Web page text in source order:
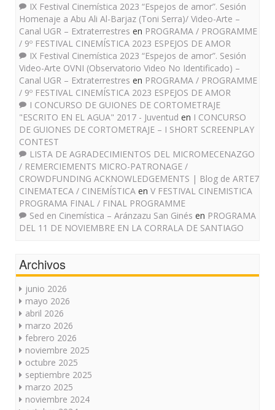
IX Festival Cinemística 2023 “Espejos de amor”. Sesión
Homenaje a Abu Ali Al-Barjaz (Toni Serra)/ Video-Arte –
Canal UGR – Extraterrestres en PROGRAMA / PROGRAMME
/ 9º FESTIVAL CINEMÍSTICA 2023 ESPEJOS DE AMOR
IX Festival Cinemística 2023 “Espejos de amor”. Sesión
Video-Arte OVNI (Observatorio Video No Identificado) –
Canal UGR – Extraterrestres en PROGRAMA / PROGRAMME
/ 9º FESTIVAL CINEMÍSTICA 2023 ESPEJOS DE AMOR
I CONCURSO DE GUIONES DE CORTOMETRAJE
"ESCRITO EN EL AGUA" 2017 - Juventud en I CONCURSO
DE GUIONES DE CORTOMETRAJE – I SHORT SCREENPLAY
CONTEST
LISTA DE AGRADECIMIENTOS DEL MICROMECENAZGO
/ REMERCIEMENTS MICRO-PATRONAGE /
CROWDFUNDING ACKNOWLEDGEMENTS | Blog de ARTE7
CINEMATECA / CINEMÍSTICA en V FESTIVAL CINEMISTICA
PROGRAMA FINAL / FINAL PROGRAMME
Sed en Cinemística – Aránzazu San Ginés en PROGRAMA
DEL 11 DE NOVIEMBRE EN LA CORRALA DE SANTIAGO
Archivos
junio 2026
mayo 2026
abril 2026
marzo 2026
febrero 2026
noviembre 2025
octubre 2025
septiembre 2025
marzo 2025
noviembre 2024